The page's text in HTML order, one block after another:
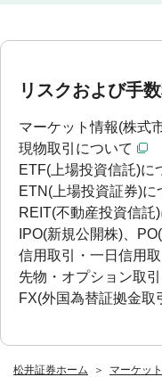
松井証券ホーム
マーケッ
リスクおよび手
マーケット情報(株式
現物取引について
ETF(上場投資信託)に
ETN(上場投資証券)に
REIT(不動産投資信託
IPO(新規公開株)、
信用取引・一日信用
先物・オプション取
FX(外国為替証拠金取